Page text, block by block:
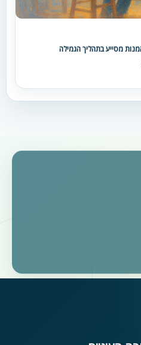
מסייע בתהליך הגמילה